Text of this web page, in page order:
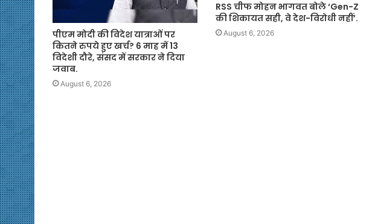
पीएम मोदी की विदेश यात्राओं पर
कितने रुपये हुए खर्च? 6 माह में 13
विदेशी दौरे, संसद में सरकार ने दिया
जवाब.
August 6, 2026
RSS चीफ मोहन भागवत बोले ‘Gen-Z
की शिकायत सही, वे देश-विरोधी नहीं’.
August 6, 2026